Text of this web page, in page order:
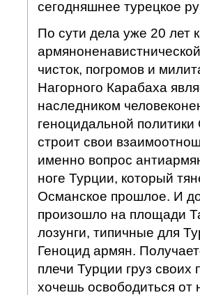
сегодняшнее турецкое
По сути дела уже 20 лет
чисток, погромов и
Нагорного Карабаха
наследником
геноцидальной
строит свои
именно вопрос
ноге Турции, который
Османское прошлое. И
произошло на площади
лозунги, типичные для
Геноцид армян.
плечи Турции груз
хочешь освободиться